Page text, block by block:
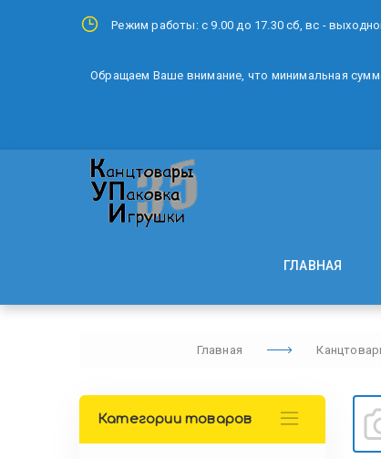
Режим работы: с 9.00 до 17.30 сб, вс -
Обращаем Ваше внимание, что минимальная
ГЛАВНАЯ
Главная
Категории товаров